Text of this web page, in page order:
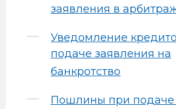
заявления в
Уведомление
подаче заявления на
банкротство
Пошлины при подаче